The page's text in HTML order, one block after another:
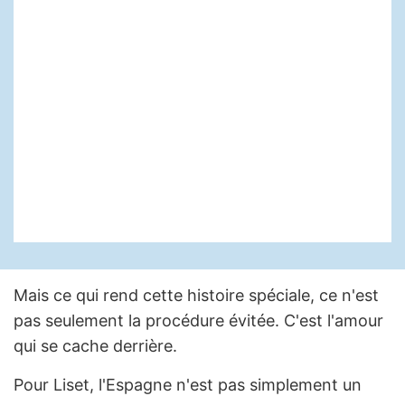
Mais ce qui rend cette histoire spéciale, ce n'est
pas seulement la procédure évitée. C'est l'amour
qui se cache derrière.
Pour Liset, l'Espagne n'est pas simplement un